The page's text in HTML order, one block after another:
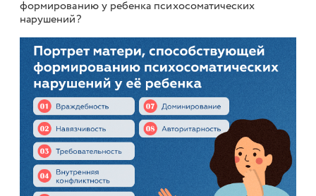
формированию у ребенка психосоматических
нарушений?